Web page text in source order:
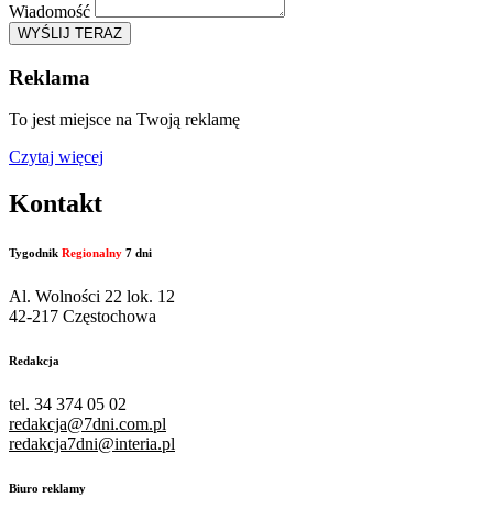
Wiadomość
WYŚLIJ TERAZ
Reklama
To jest miejsce na Twoją reklamę
Czytaj więcej
Kontakt
Tygodnik Regionalny 7 dni
Al. Wolności 22 lok. 12
42-217 Częstochowa
Redakcja
tel. 34 374 05 02
redakcja@7dni.com.pl
redakcja7dni@interia.pl
Biuro reklamy